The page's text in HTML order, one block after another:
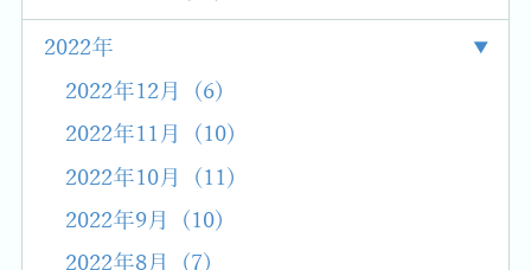
2022年
2022年12月 (6)
2022年11月 (10)
2022年10月 (11)
2022年9月 (10)
2022年8月 (7)